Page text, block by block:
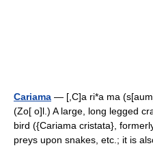
Cariama — [,C]a ri*a ma
(Zo[ o]l.) A large, long legged
bird ({Cariama cristata},
preys upon snakes, etc.; it is